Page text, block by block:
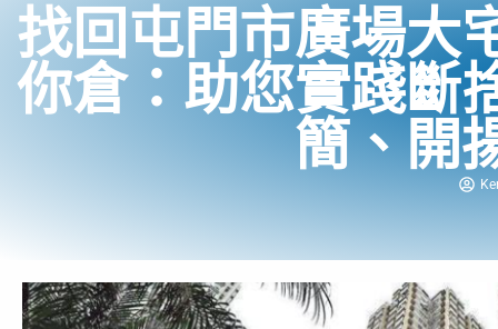
找回屯門市廣場大
你倉：助您實踐斷
簡、開